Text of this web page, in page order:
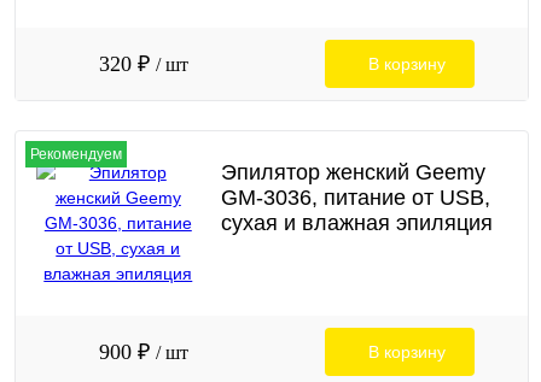
320 ₽ / шт В корзину
Рекомендуем
Эпилятор женский Geemy
GM-3036, питание от USB,
сухая и влажная эпиляция
900 ₽ / шт В корзину